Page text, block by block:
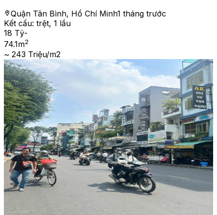
Quận Tân Bình, Hồ Chí Minh1 tháng trước
Kết cấu: trệt, 1 lầu
18 Tỷ-
74.1m2
~ 243 Triệu/m2